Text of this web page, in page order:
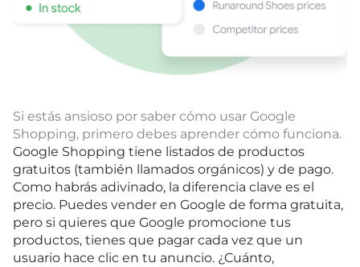
Si estás ansioso por saber cómo usar Google
Shopping, primero debes aprender cómo funciona.
Google Shopping tiene listados de productos
gratuitos (también llamados orgánicos) y de pago.
Como habrás adivinado, la diferencia clave es el
precio. Puedes vender en Google de forma gratuita,
pero si quieres que Google promocione tus
productos, tienes que pagar cada vez que un
usuario hace clic en tu anuncio. ¿Cuánto,